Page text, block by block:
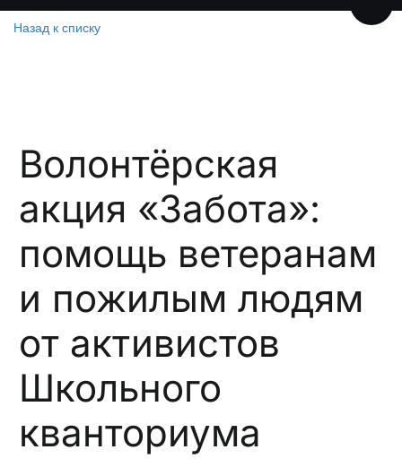
Назад к списку
Волонтёрская
акция «Забота»:
помощь ветеранам
и пожилым людям
от активистов
Школьного
кванториума